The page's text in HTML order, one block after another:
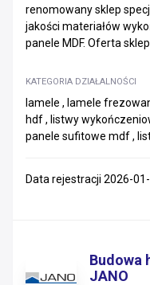
renomowany sklep
jakości materiałów
panele MDF. Oferta
KATEGORIA DZIAŁALNOŚCI
lamele , lamele
hdf , listwy
panele sufitowe mdf ,
Data rejestracji 2026-
Budowa
JANO